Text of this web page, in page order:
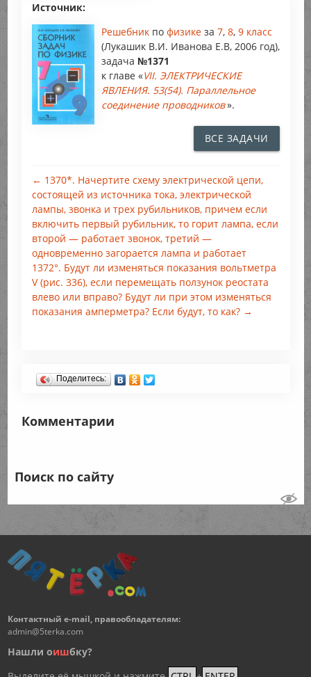
Источник:
Решебник по физике за 7, 8, 9 класс
(Лукашик В.И. Иванова Е.В, 2006 год),
задача №1371
к главе «VII. ЭЛЕКТРИЧЕСКИЕ
ЯВЛЕНИЯ. 53(54). Параллельное
соединение проводников».
ВСЕ ЗАДАЧИ
← 1370*. Начертите схему электрической цепи,
состоящей из источника тока, электрической
лампы, звонка и трех рубильников, причем если
включить первый рубильник, то горит лампа, если
второй — работает звонок, третий —
одновременно загорается лампа и работает
1372°. Будут ли изменяться показания вольтметра
V (рис. 336), если перемещать ползунок реостата
влево или вправо? Будут ли при этом изменяться
показания амперметра? Если будут, то как? →
Поделитесь:
Комментарии
Поиск по сайту
Контактный e-mail, правообладателям:
admin@5terka.com
Нашли оишбку?